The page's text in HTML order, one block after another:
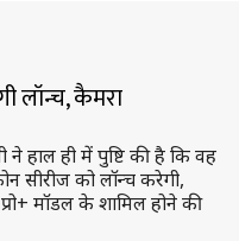
लॉन्च, कैमरा
ने हाल ही में पुष्टि की है कि वह
सीरीज को लॉन्च करेगी,
मॉडल के शामिल होने की